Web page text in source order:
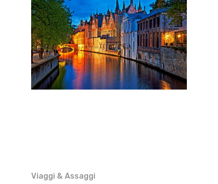
Viaggi & Assaggi